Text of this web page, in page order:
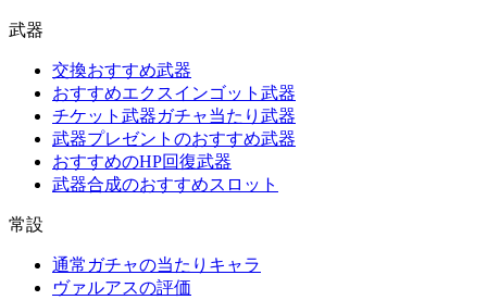
武器
交換おすすめ武器
おすすめエクスインゴット武器
チケット武器ガチャ当たり武器
武器プレゼントのおすすめ武器
おすすめのHP回復武器
武器合成のおすすめスロット
常設
通常ガチャの当たりキャラ
ヴァルアスの評価